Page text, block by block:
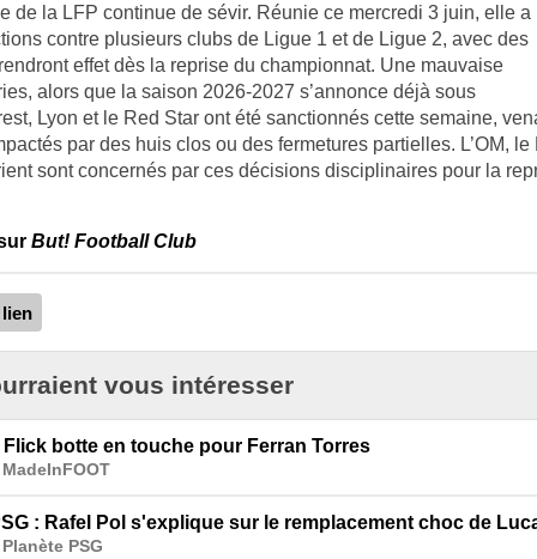
de la LFP continue de sévir. Réunie ce mercredi 3 juin, elle a
contre plusieurs clubs de Ligue 1 et de Ligue 2, avec des
effet dès la reprise du championnat. Une mauvaise
alors que la saison 2026-2027 s’annonce déjà sous
Lyon et le Red Star ont été sanctionnés cette semaine,
par des huis clos ou des fermetures partielles. L’OM, le
sont concernés par ces décisions disciplinaires pour la
But! Football Club
vous intéresser
Flick botte en touche pour Ferran Torres
MadeInFOOT
: Rafel Pol s'explique sur le remplacement choc de
Planète PSG